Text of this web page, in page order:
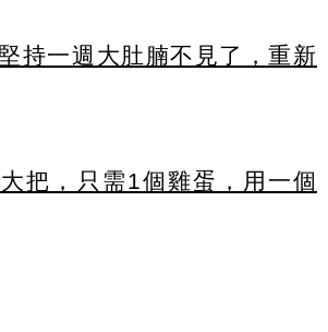
持一週大肚腩不見了，重新
把，只需1個雞蛋，用一個